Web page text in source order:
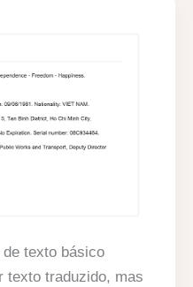
texto básico
texto traduzido, mas